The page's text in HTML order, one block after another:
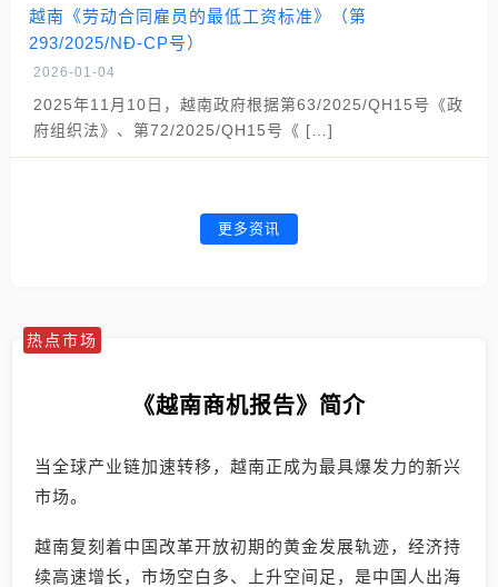
越南《劳动合同雇员的最低工资标准》（第
293/2025/NĐ-CP号）
2026-01-04
2025年11月10日，越南政府根据第63/2025/QH15号《政
府组织法》、第72/2025/QH15号《 […]
更多资讯
热点市场
《越南商机报告》简介
当全球产业链加速转移，越南正成为最具爆发力的新兴
市场。
越南复刻着中国改革开放初期的黄金发展轨迹，经济持
续高速增长，市场空白多、上升空间足，是中国人出海